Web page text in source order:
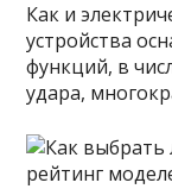
Как и
устройства
функций, в
удара,